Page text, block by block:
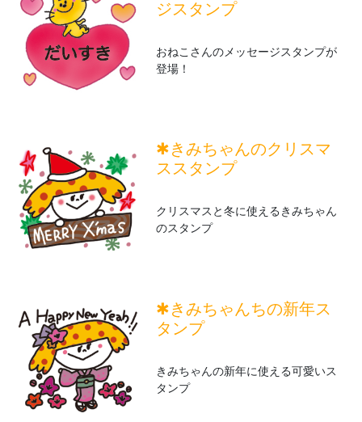
ジスタンプ
おねこさんのメッセージスタンプが
登場！
✱きみちゃんのクリスマ
ススタンプ
クリスマスと冬に使えるきみちゃん
のスタンプ
✱きみちゃんちの新年ス
タンプ
きみちゃんの新年に使える可愛いス
タンプ